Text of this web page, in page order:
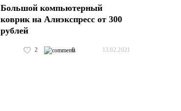
Большой компьютерный
коврик на Алиэкспресс от 300
рублей
2 0 13.02.2021